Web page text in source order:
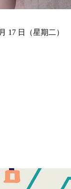
17 日（星期二）